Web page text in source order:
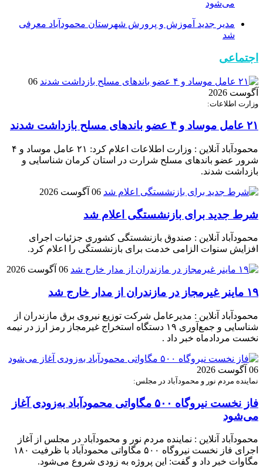
می‌شود
مدیر جدید آموزش و پرورش شهرستان محمودآباد معرفی
شد
اجتماعی
06
آگوست 2026
وزارت اطلاعات:
۲۱ عامل موساد و ۴ عضو باند‌های مسلح بازداشت شدند
محمودآباد آنلاین : وزارت اطلاعات اعلام کرد: ۲۱ عامل موساد و ۴
شرور عضو باند‌های مسلح شرارت در استان کرمان شناسایی و
بازداشت شدند.
06 آگوست 2026
شرط جدید برای بازنشستگی اعلام شد
محمودآباد آنلاین : صندوق بازنشستگی کشوری جزئیات اجرای
افزایش سنوات الزامی خدمت برای بازنشستگی را اعلام کرد.
06 آگوست 2026
۱۹ ماینر غیرمجاز در مازندران از مدار خارج شد
محمودآباد آنلاین : مدیرعامل شرکت توزیع نیروی برق مازندران از
شناسایی و جمع‌آوری ۱۹ دستگاه استخراج غیرمجاز رمز ارز در نیمه
نخست مردادماه خبر داد .
06 آگوست 2026
نماینده مردم نور و محمودآباد در مجلس:
فاز نخست نیروگاه ۵۰۰ مگاواتی محمودآباد به‌زودی آغاز
می‌شود
محمودآباد آنلاین : نماینده مردم نور و محمودآباد در مجلس از آغاز
اجرای فاز نخست نیروگاه ۵۰۰ مگاواتی محمودآباد با ظرفیت ۱۸۰
مگاوات خبر داد و گفت: این پروژه به زودی شروع می‌شود.